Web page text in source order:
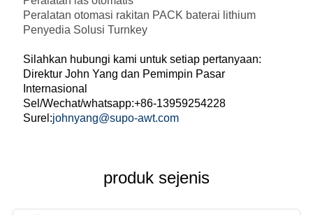
Peralatan otomasi rakitan PACK baterai lithium
Penyedia Solusi Turnkey
Silahkan hubungi kami untuk setiap pertanyaan:
Direktur John Yang dan Pemimpin Pasar
Internasional
Sel/Wechat/whatsapp:+86-13959254228
Surel:johnyang@supo-awt.com
produk sejenis